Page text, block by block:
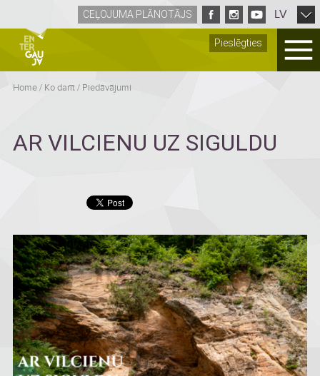
Pieslēgties
CEĻOJUMA PLĀNOTĀJS LV
Home/ Ko darīt/ Piedāvājumi
AR VILCIENU UZ SIGULDU